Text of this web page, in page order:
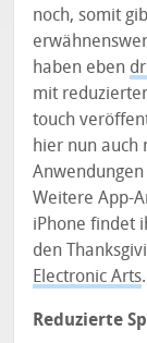
noch, somit
haben eben
mit
touch
hier nun auch
Weitere App-
iPhone findet
den
Electronic Arts.
Reduzierte